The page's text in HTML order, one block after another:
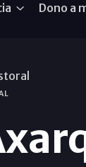
Dono a